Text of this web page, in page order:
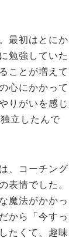
最初はとにか
勉強していた
ことが増えて
心にかかって
りがいを感じ
立したんで
、コーチング
表情でした。
魔法がかかっ
から「今すっ
たくて、趣味